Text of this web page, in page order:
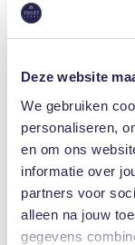
Deze website
We gebruiken
personaliseren,
en om ons
informatie over
partners voor
alleen na jouw
gegevens